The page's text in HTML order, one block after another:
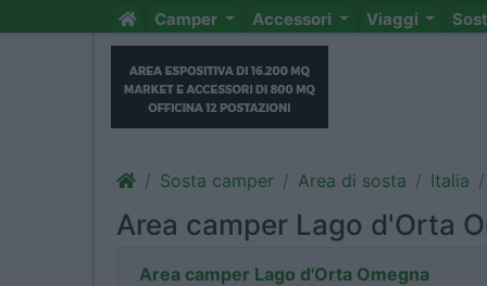
Camper Accessori Viaggi
Sosta camper Area di sosta Italia
Area camper Lago d'Orta
Area camper Lago d'Orta Omegna